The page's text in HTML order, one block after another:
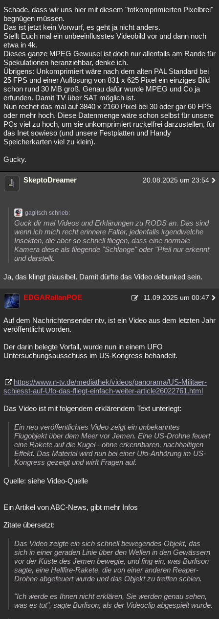
Schade, dass wir uns hier mit diesem "totkomprimierten Pixelbrei"
begnügen müssen.
Das ist jetzt kein Vorwurf, es geht ja nicht anders.
Stellt Euch mal ein unbeeinflusstes Videobild vor und dann noch
etwa in 4k.
Dieses ganze MPEG Gewusel ist doch nur allenfalls am Rande für
Spekulationen heranziehbar, denke ich.
Übrigens: Unkomprimiert wäre nach dem alten PAL Standard bei
25 FPS und einer Auflösung von 831 x 625 Pixel ein einziges Bild
schon rund 30 MB groß. Genau dafür wurde MPEG und Co ja
erfunden. Damit TV über SAT möglich ist.
Nun rechet das mal auf 3840 x 2160 Pixel bei 30 oder gar 60 FPS
oder mehr hoch. Diese Datenmenge wäre schon selbst für unsere
PCs viel zu hoch, um sie unkomprimiert ruckelfrei darzustellen, für
das Inet sowieso (und unsere Festplatten und Handy
Speicherkarten viel zu klein).
Gucky.
SkeptoDreamer 20.08.2025 um 23:54
gagitsch schrieb:
Guck dir mal Videos und Erklärungen zu RODS an. Das sind
wenn ich mich recht erinnere Falter, jedenfalls irgendwelche
Insekten, die aber so schnell fliegen, dass eine normale
Kamera diese als fliegende "Schlange" oder "Pfeil nur erkennt
und darstellt.
Ja, das klingt plausibel. Damit dürfte das Video debunked sein.
EDGARallanPOE 11.09.2025 um 00:47
Auf dem Nachrichtensender ntv, ist ein Video aus dem letzten Jahr
veröffentlicht worden.
Der darin belegte Vorfall, wurde nun in einem UFO
Untersuchungsausschuss im US-Kongress behandelt.
https://www.n-tv.de/mediathek/videos/panorama/US-Militaer-
schiesst-auf-Ufo-das-fliegt-einfach-weiter-article26022761.html
Das Video ist mit folgendem erklärendem Text unterlegt:
Ein neu veröffentlichtes Video zeigt ein unbekanntes
Flugobjekt über dem Meer vor Jemen. Eine US-Drohne feuert
eine Rakete auf die Kugel - ohne erkennbaren, nachhaltigen
Effekt. Das Material wird nun bei einer Ufo-Anhörung im US-
Kongress gezeigt und wirft Fragen auf.
Quelle: siehe Video-Quelle
Ein Artikel von ABC-News, gibt mehr Infos
Zitate übersetzt:
Das Video zeigte ein sich schnell bewegendes Objekt, das
sich in einer geraden Linie über den Wellen in den Gewässern
vor der Küste des Jemen bewegte, und fing ein, was Burlison
sagte, eine Hellfire-Rakete, die von einer anderen Reaper-
Drohne abgefeuert wurde und das Objekt zu treffen schien.
"Ich werde es Ihnen nicht erklären, Sie werden genau sehen,
was es tut", sagte Burlison, als der Videoclip abgespielt wurde.